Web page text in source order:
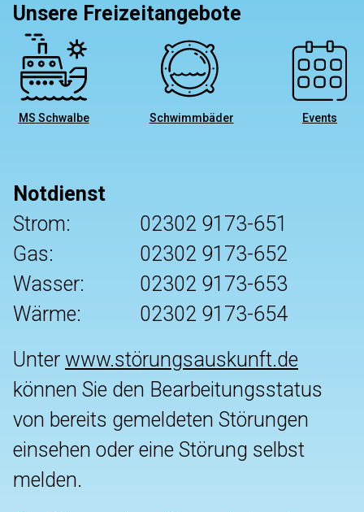
Unsere Freizeitangebote
MS Schwalbe Schwimmbäder Events
Notdienst
Strom:
02302 9173-651
Gas:
02302 9173-652
Wasser:
02302 9173-653
Wärme:
02302 9173-654
Unter www.störungsauskunft.de
können Sie den Bearbeitungsstatus
von bereits gemeldeten Störungen
einsehen oder eine Störung selbst
melden.